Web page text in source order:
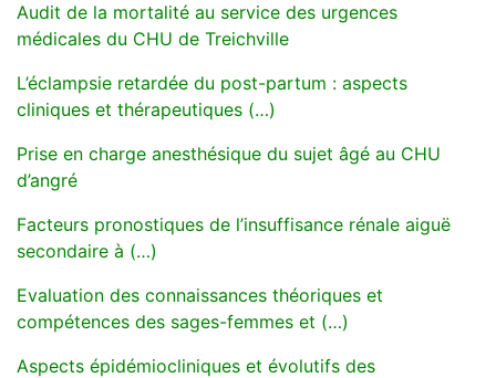
Audit de la mortalité au service des urgences
médicales du CHU de Treichville
L’éclampsie retardée du post-partum : aspects
cliniques et thérapeutiques (…)
Prise en charge anesthésique du sujet âgé au CHU
d’angré
Facteurs pronostiques de l’insuffisance rénale aiguë
secondaire à (…)
Evaluation des connaissances théoriques et
compétences des sages-femmes et (…)
Aspects épidémiocliniques et évolutifs des